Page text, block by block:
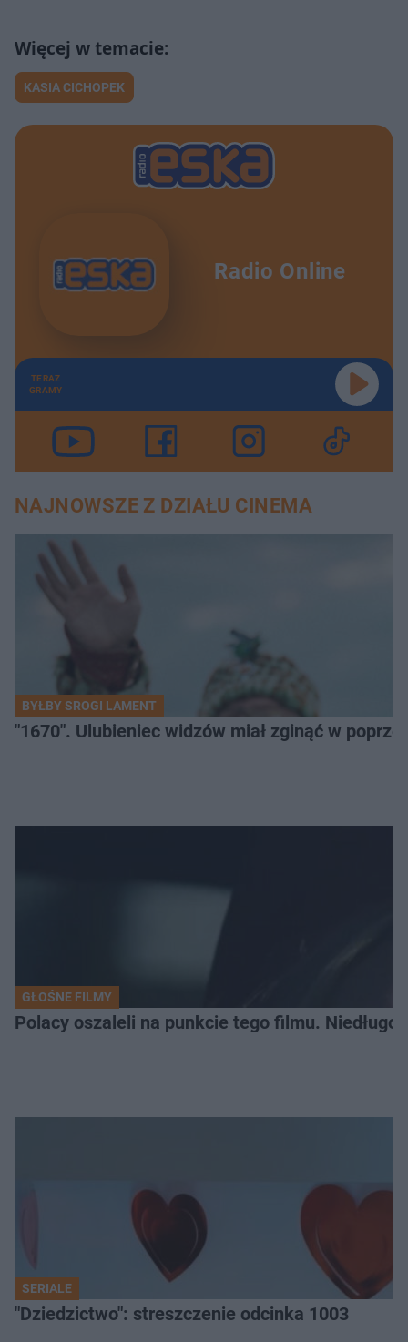
KASIA CICHOPEK
Radio Online
TERAZ
GRAMY
NAJNOWSZE Z DZIAŁU CINEMA
BYŁBY SROGI LAMENT
"1670". Ulubieniec widzów miał zginąć w
GŁOŚNE FILMY
Polacy oszaleli na punkcie tego filmu. Niedługo
SERIALE
"Dziedzictwo": streszczenie odcinka 1003